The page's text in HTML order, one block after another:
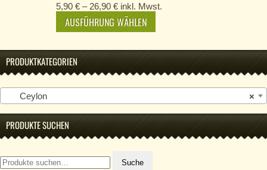
5,90 € – 26,90 € inkl. Mwst.
AUSFÜHRUNG WÄHLEN
PRODUKTKATEGORIEN
×
Ceylon
PRODUKTE SUCHEN
Suche
nach:
Suche